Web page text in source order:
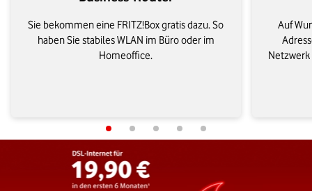
Sie bekommen eine FRITZ!Box gratis dazu. So
haben Sie stabiles WLAN im Büro oder im
Homeoffice.
Auf
Netzwerk